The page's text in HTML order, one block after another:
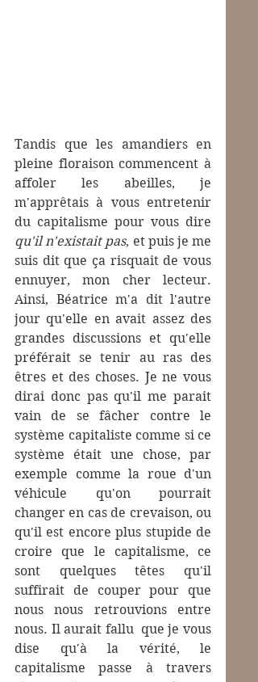
Tandis que les amandiers en
pleine floraison commencent à
affoler les abeilles, je
m'apprêtais à vous entretenir
qu'il n'existait pas, et puis je me
suis dit que ça risquait de vous
ennuyer, mon cher lecteur.
Ainsi, Béatrice m'a dit l'autre
jour qu'elle en avait assez des
grandes discussions et qu'elle
préférait se tenir au ras des
êtres et des choses. Je ne vous
dirai donc pas qu'il me parait
vain de se fâcher contre le
système capitaliste comme si ce
système était une chose, par
exemple comme la roue d'un
véhicule qu'on pourrait
changer en cas de crevaison, ou
qu'il est encore plus stupide de
croire que le capitalisme, ce
sont quelques têtes qu'il
suffirait de couper pour que
nous nous retrouvions entre
nous. Il aurait fallu  que je vous
dise qu'à la vérité, le
capitalisme passe à travers